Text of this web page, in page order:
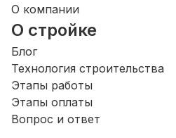
О компании
О стройке
Блог
Технология строительства
Этапы работы
Этапы оплаты
Вопрос и ответ